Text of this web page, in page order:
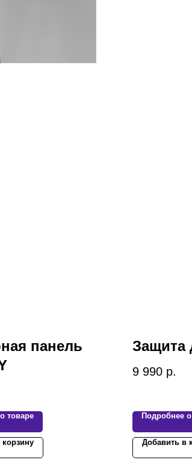
панель
товаре
Защита
9 990 р.
Подробнее
Добавить в